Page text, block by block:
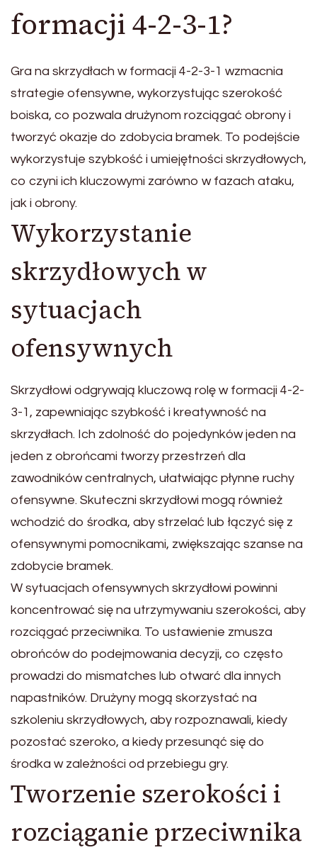
formacji 4-2-3-1?
Gra na skrzydłach w formacji 4-2-3-1 wzmacnia
strategie ofensywne, wykorzystując szerokość
boiska, co pozwala drużynom rozciągać obrony i
tworzyć okazje do zdobycia bramek. To podejście
wykorzystuje szybkość i umiejętności skrzydłowych,
co czyni ich kluczowymi zarówno w fazach ataku,
jak i obrony.
Wykorzystanie
skrzydłowych w
sytuacjach
ofensywnych
Skrzydłowi odgrywają kluczową rolę w formacji 4-2-
3-1, zapewniając szybkość i kreatywność na
skrzydłach. Ich zdolność do pojedynków jeden na
jeden z obrońcami tworzy przestrzeń dla
zawodników centralnych, ułatwiając płynne ruchy
ofensywne. Skuteczni skrzydłowi mogą również
wchodzić do środka, aby strzelać lub łączyć się z
ofensywnymi pomocnikami, zwiększając szanse na
zdobycie bramek.
W sytuacjach ofensywnych skrzydłowi powinni
koncentrować się na utrzymywaniu szerokości, aby
rozciągać przeciwnika. To ustawienie zmusza
obrońców do podejmowania decyzji, co często
prowadzi do mismatches lub otwarć dla innych
napastników. Drużyny mogą skorzystać na
szkoleniu skrzydłowych, aby rozpoznawali, kiedy
pozostać szeroko, a kiedy przesunąć się do
środka w zależności od przebiegu gry.
Tworzenie szerokości i
rozciąganie przeciwnika